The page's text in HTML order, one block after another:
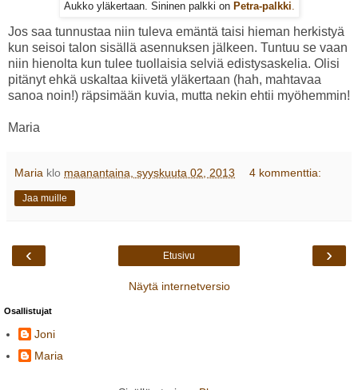
Aukko yläkertaan. Sininen palkki on Petra-palkki.
Jos saa tunnustaa niin tuleva emäntä taisi hieman herkistyä
kun seisoi talon sisällä asennuksen jälkeen. Tuntuu se vaan
niin hienolta kun tulee tuollaisia selviä edistysaskelia. Olisi
pitänyt ehkä uskaltaa kiivetä yläkertaan (hah, mahtavaa
sanoa noin!) räpsimään kuvia, mutta nekin ehtii myöhemmin!
Maria
Maria klo maanantaina, syyskuuta 02, 2013 4 kommenttia:
Jaa muille
‹ ›
Etusivu
Näytä internetversio
Osallistujat
Joni
Maria